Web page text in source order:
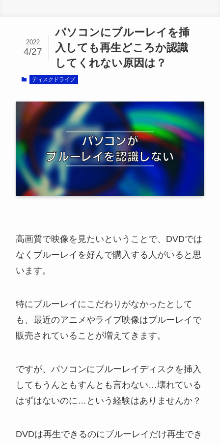
パソコンにブルーレイを挿
入しても再生どころか認識
してくれない原因は？
2022
4/27
ディスクドライブ
高画質で映像を見たいということで、DVDでは
なくブルーレイを好んで購入する人がいると思
います。
特にブルーレイにこだわりがなかったとして
も、最近のアニメやライブ映像はブルーレイで
販売されていることが増えてきます。
ですが、パソコンにブルーレイディスクを挿入
してもうんともすんとも言わない…壊れている
はずはないのに…という経験はありませんか？
DVDは再生できるのにブルーレイだけ再生でき